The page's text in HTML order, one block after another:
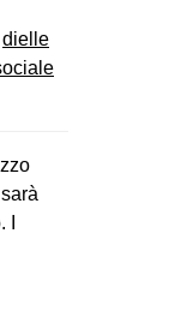
dielle